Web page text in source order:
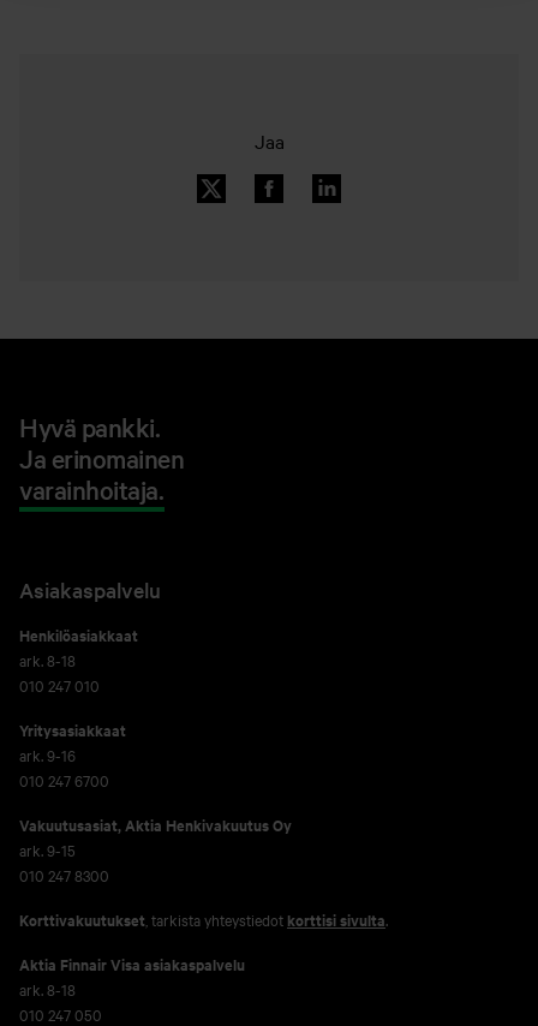
Jaa
Hyvä pankki.
Ja erinomainen
varainhoitaja.
Asiakaspalvelu
Henkilöasiakkaat
ark. 8-18
010 247 010
Yritysasiakkaat
ark. 9-16
010 247 6700
Vakuutusasiat, Aktia Henkivakuutus Oy
ark. 9-15
010 247 8300
Korttivakuutukset , tarkista yhteystiedot korttisi sivulta.
Aktia Finnair Visa asiakaspalvelu
ark. 8-18
010 247 050